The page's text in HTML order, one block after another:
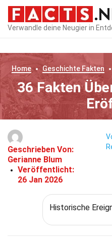
Verwandle deine Neugier in
Home Geschichte Fakten
36 Fakten
Geschrieben Von:
Gerianne Blum
Veröffentlicht:
26 Jan 2026
Historische